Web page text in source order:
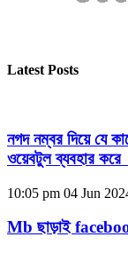
Latest Posts
নগদ নম্বর দিয়ে যে
ওয়েবটুল ব্যবহার করে
10:05 pm 04 Jun
Mb ছাড়াই